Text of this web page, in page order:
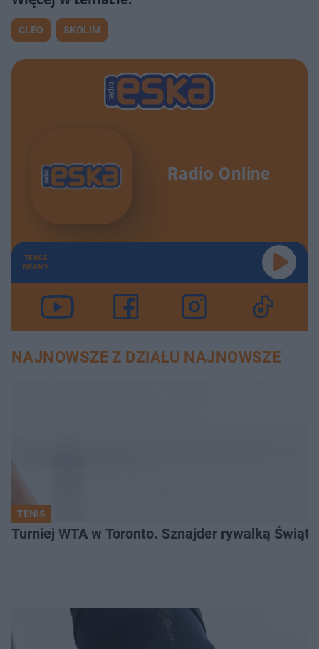
CLEO SKOLIM
Radio Online
TERAZ
GRAMY
NAJNOWSZE Z DZIAŁU NAJNOWSZE
TENIS
Turniej WTA w Toronto. Sznajder rywalką